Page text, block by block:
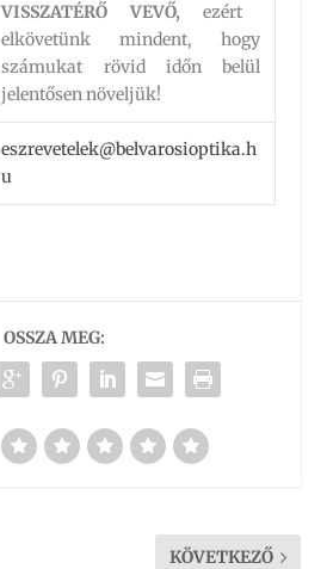
VISSZATÉRŐ VEVŐ, ezért
elkövetünk mindent, hogy
számukat rövid időn belül
jelentősen növeljük!
eszrevetelek@belvarosioptika.h
u
OSSZA MEG:
KÖVETKEZŐ